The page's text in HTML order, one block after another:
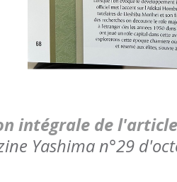
intégrale de
Yashima n°29